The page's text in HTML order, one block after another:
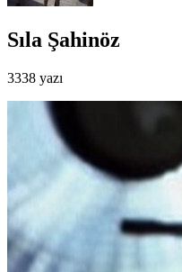
Sıla Şahinöz
3338 yazı